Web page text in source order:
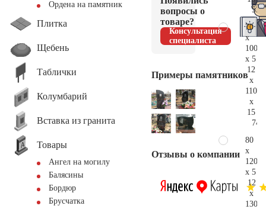
Ордена на памятник
Плитка
Щебень
Таблички
Колумбарий
Вставка из гранита
Товары
Ангел на могилу
Балясины
Бордюр
Брусчатка
вопросы о
товаре?
Консультация
специалиста
Примеры памятников
Отзывы о компании
70
x
100
x 5
12
x
110
x
15
80
x
120
x 5
12
x
130